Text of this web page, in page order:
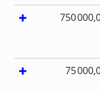
750
75